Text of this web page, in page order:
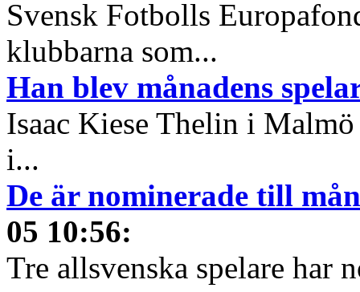
Svensk Fotbolls
klubbarna som...
Han blev månadens
Isaac Kiese Thelin i
i...
De är nominerade till
05 10:56:
Tre allsvenska spelare har